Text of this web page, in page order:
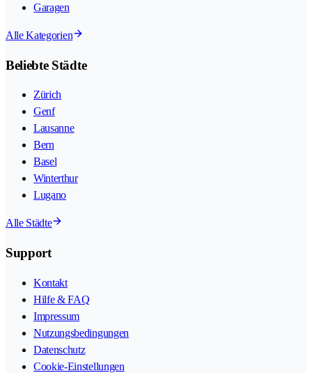
Garagen
Alle Kategorien
Beliebte Städte
Zürich
Genf
Lausanne
Bern
Basel
Winterthur
Lugano
Alle Städte
Support
Kontakt
Hilfe & FAQ
Impressum
Nutzungsbedingungen
Datenschutz
Cookie-Einstellungen